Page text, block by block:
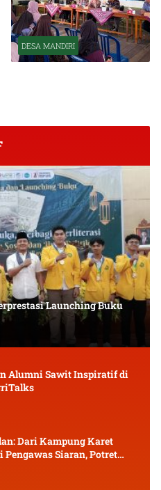
DESA MANDIRI
Launching Buku
Alumni Sawit Inspiratif di
Dari Kampung Karet
Siaran, Potret
Kalimantan Tengah